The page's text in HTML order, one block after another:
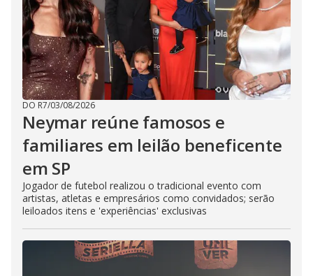
DO R7/03/08/2026
Neymar reúne famosos e
familiares em leilão beneficente
em SP
Jogador de futebol realizou o tradicional evento com
artistas, atletas e empresários como convidados; serão
leiloados itens e 'experiências' exclusivas